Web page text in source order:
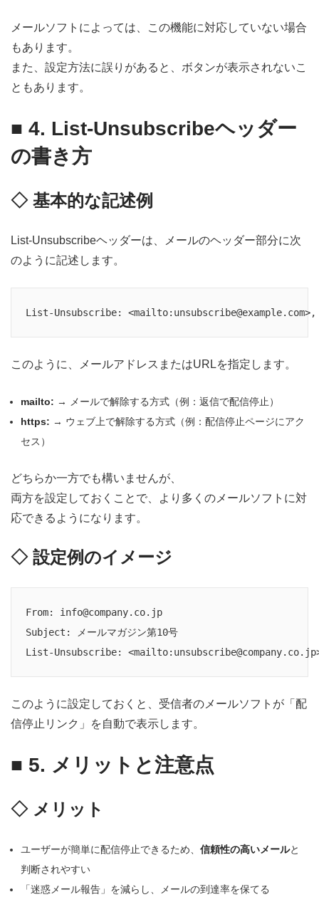
メールソフトによっては、この機能に対応していない場合
もあります。
また、設定方法に誤りがあると、ボタンが表示されないこ
ともあります。
■ 4. List-Unsubscribeヘッダー
の書き方
◇ 基本的な記述例
List-Unsubscribeヘッダーは、メールのヘッダー部分に次
のように記述します。
このように、メールアドレスまたはURLを指定します。
mailto: → メールで解除する方式（例：返信で配信停止）
https: → ウェブ上で解除する方式（例：配信停止ページにアク
セス）
どちらか一方でも構いませんが、
両方を設定しておくことで、より多くのメールソフトに対
応できるようになります。
◇ 設定例のイメージ
From: info@company.co.jp
Subject: メールマガジン第10号
このように設定しておくと、受信者のメールソフトが「配
信停止リンク」を自動で表示します。
■ 5. メリットと注意点
◇ メリット
ユーザーが簡単に配信停止できるため、 信頼性の高いメールと
判断されやすい
「迷惑メール報告」を減らし、メールの到達率を保てる